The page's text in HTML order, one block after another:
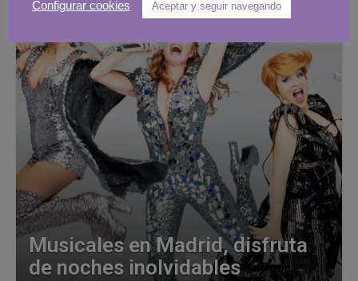
Musicales en Madrid, disfruta
de noches inolvidables
Configurar cookies Aceptar y seguir navegando